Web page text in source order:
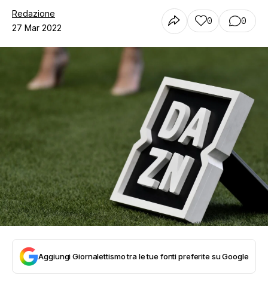
Redazione
27 Mar 2022
0 0
Aggiungi Giornalettismo tra le tue fonti preferite su Google